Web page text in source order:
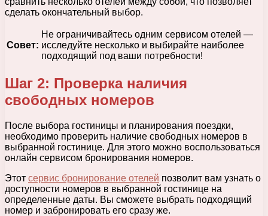
сделать окончательный выбор.
Совет:
Не ограничивайтесь одним сервисом отелей —
исследуйте несколько и выбирайте наиболее
подходящий под ваши потребности!
Шаг 2: Проверка наличия
свободных номеров
После выбора гостиницы и планирования поездки,
необходимо проверить наличие свободных номеров в
выбранной гостинице. Для этого можно воспользоваться
онлайн сервисом бронирования номеров.
Этот сервис бронирование отелей позволит вам узнать о
доступности номеров в выбранной гостинице на
определенные даты. Вы сможете выбрать подходящий
номер и забронировать его сразу же.